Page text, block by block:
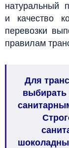
натуральный
и качество
перевозки
правилам
Для
выбирать